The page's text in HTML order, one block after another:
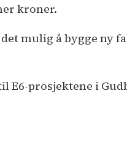
kroner.
mulig å bygge ny
prosjektene i